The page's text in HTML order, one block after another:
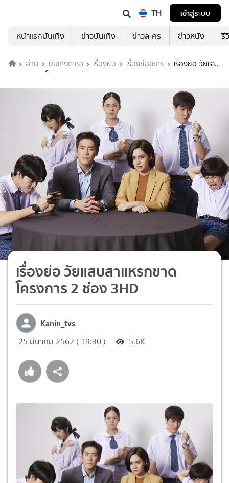
TH
เข้าสู่ระบบ
หน้าแรกบันเทิง
ข่าวบันเทิง ข่าวละคร ข่าวหนัง รี
อ่าน บันเทิงดารา เรื่องย่อ เรื่องย่อละคร
เรื่องย่อ วัยแสบ
สาแหรกขาด โครงการ 2 ช่อง 3HD
เรื่องย่อ วัยแสบสาแหรกขาด
โครงการ 2 ช่อง 3HD
Kanin_tvs
25 มีนาคม 2562 ( 19:30 ) 5.6K